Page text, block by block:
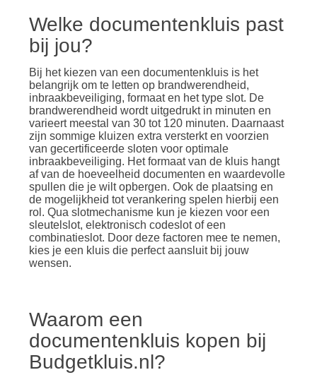
Welke documentenkluis past
bij jou?
Bij het kiezen van een documentenkluis is het
belangrijk om te letten op brandwerendheid,
inbraakbeveiliging, formaat en het type slot. De
brandwerendheid wordt uitgedrukt in minuten en
varieert meestal van 30 tot 120 minuten. Daarnaast
zijn sommige kluizen extra versterkt en voorzien
van gecertificeerde sloten voor optimale
inbraakbeveiliging. Het formaat van de kluis hangt
af van de hoeveelheid documenten en waardevolle
spullen die je wilt opbergen. Ook de plaatsing en
de mogelijkheid tot verankering spelen hierbij een
rol. Qua slotmechanisme kun je kiezen voor een
sleutelslot, elektronisch codeslot of een
combinatieslot. Door deze factoren mee te nemen,
kies je een kluis die perfect aansluit bij jouw
wensen.
Waarom een
documentenkluis kopen bij
Budgetkluis.nl?